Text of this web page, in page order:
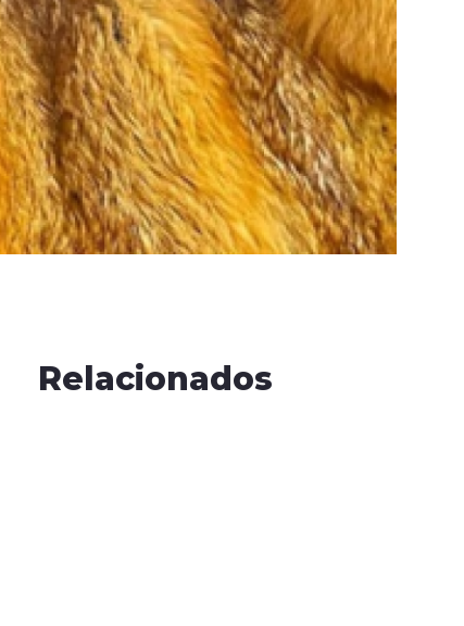
Relacionados